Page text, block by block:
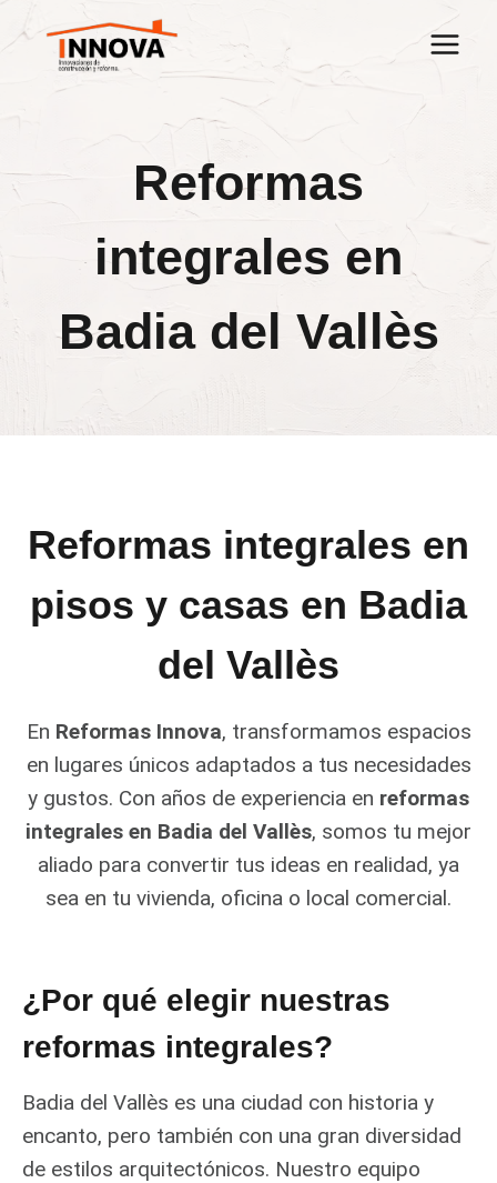
Reformas
integrales en
Badia del Vallès
Reformas integrales en
pisos y casas en Badia
del Vallès
En Reformas Innova, transformamos espacios
en lugares únicos adaptados a tus necesidades
y gustos. Con años de experiencia en reformas
integrales en Badia del Vallès, somos tu mejor
aliado para convertir tus ideas en realidad, ya
sea en tu vivienda, oficina o local comercial.
¿Por qué elegir nuestras
reformas integrales?
Badia del Vallès es una ciudad con historia y
encanto, pero también con una gran diversidad
de estilos arquitectónicos. Nuestro equipo